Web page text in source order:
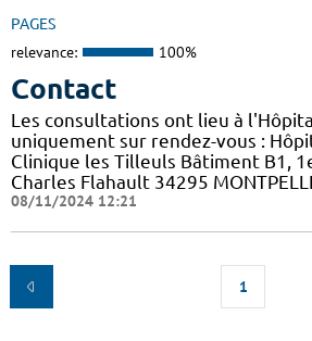
PAGES
relevance: 100%
Contact
Les consultations ont lieu à
uniquement sur rendez-vous :
Clinique les Tilleuls Bâtiment B1,
Charles Flahault 34295
08/11/2024 12:21
1